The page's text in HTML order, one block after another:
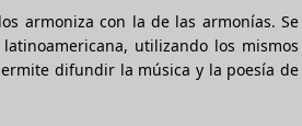
armoniza con la de las armonías. Se
utilizando los mismos
difundir la música y la poesía de